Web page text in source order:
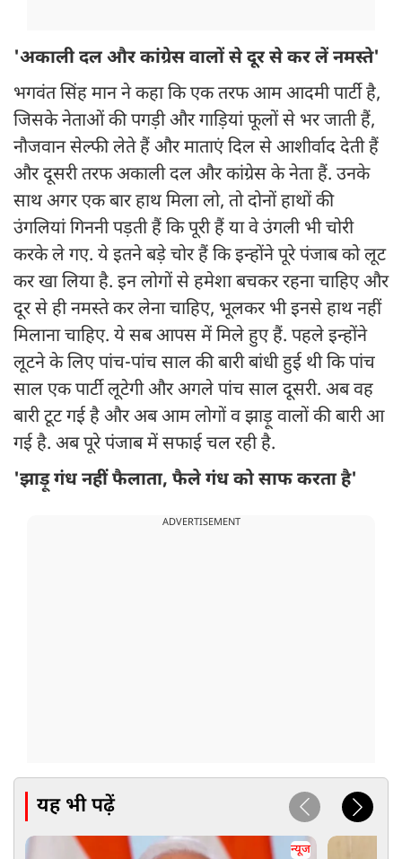
'अकाली दल और कांग्रेस वालों से दूर से कर लें नमस्ते'
भगवंत सिंह मान ने कहा कि एक तरफ आम आदमी पार्टी है,
जिसके नेताओं की पगड़ी और गाड़ियां फूलों से भर जाती हैं,
नौजवान सेल्फी लेते हैं और माताएं दिल से आशीर्वाद देती हैं
और दूसरी तरफ अकाली दल और कांग्रेस के नेता हैं. उनके
साथ अगर एक बार हाथ मिला लो, तो दोनों हाथों की
उंगलियां गिननी पड़ती हैं कि पूरी हैं या वे उंगली भी चोरी
करके ले गए. ये इतने बड़े चोर हैं कि इन्होंने पूरे पंजाब को लूट
कर खा लिया है. इन लोगों से हमेशा बचकर रहना चाहिए और
दूर से ही नमस्ते कर लेना चाहिए, भूलकर भी इनसे हाथ नहीं
मिलाना चाहिए. ये सब आपस में मिले हुए हैं. पहले इन्होंने
लूटने के लिए पांच-पांच साल की बारी बांधी हुई थी कि पांच
साल एक पार्टी लूटेगी और अगले पांच साल दूसरी. अब वह
बारी टूट गई है और अब आम लोगों व झाड़ू वालों की बारी आ
गई है. अब पूरे पंजाब में सफाई चल रही है.
'झाड़ू गंध नहीं फैलाता, फैले गंध को साफ करता है'
ADVERTISEMENT
यह भी पढ़ें
न्यूज